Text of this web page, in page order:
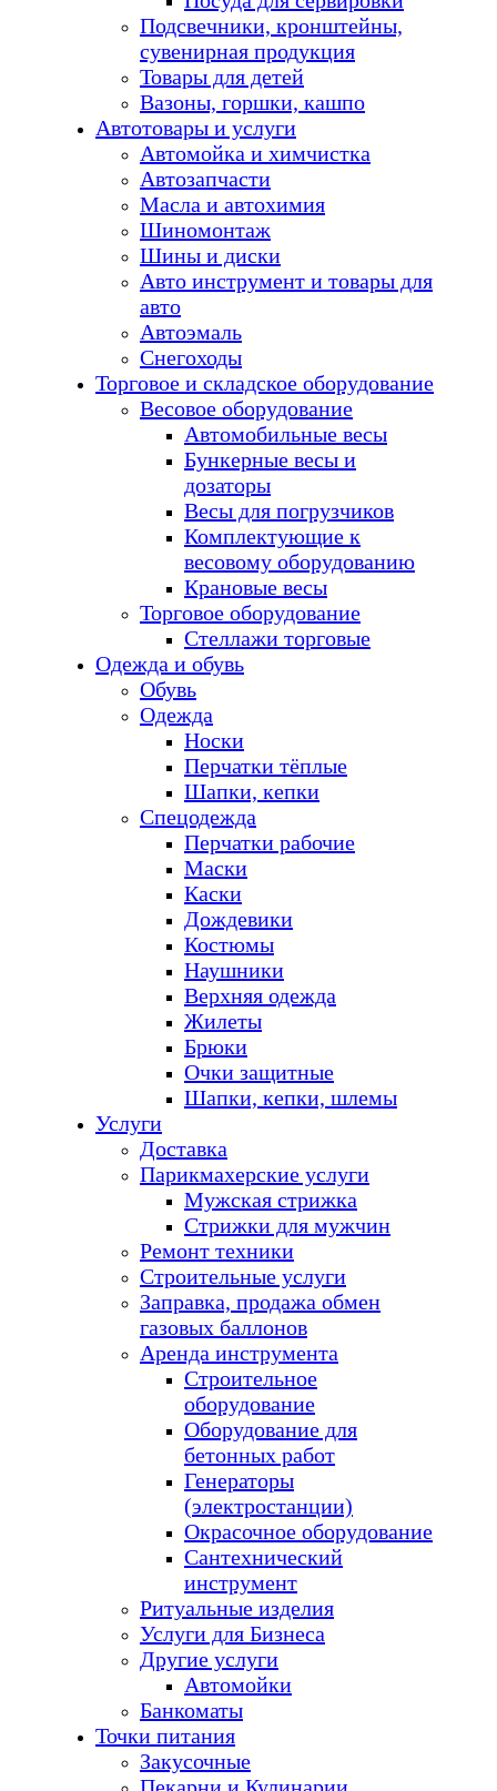
Подсвечники, кронштейны,
сувенирная продукция
Товары для детей
Вазоны, горшки, кашпо
Автотовары и услуги
Автомойка и химчистка
Автозапчасти
Масла и автохимия
Шиномонтаж
Шины и диски
Авто инструмент и товары для
авто
Автоэмаль
Снегоходы
Торговое и складское оборудование
Весовое оборудование
Автомобильные весы
Бункерные весы и
дозаторы
Весы для погрузчиков
Комплектующие к
весовому оборудованию
Крановые весы
Торговое оборудование
Стеллажи торговые
Одежда и обувь
Обувь
Одежда
Носки
Перчатки тёплые
Шапки, кепки
Спецодежда
Перчатки рабочие
Маски
Каски
Дождевики
Костюмы
Наушники
Верхняя одежда
Жилеты
Брюки
Очки защитные
Шапки, кепки, шлемы
Услуги
Доставка
Парикмахерские услуги
Мужская стрижка
Стрижки для мужчин
Ремонт техники
Строительные услуги
Заправка, продажа обмен
газовых баллонов
Аренда инструмента
Строительное
оборудование
Оборудование для
бетонных работ
Генераторы
(электростанции)
Окрасочное оборудование
Сантехнический
инструмент
Ритуальные изделия
Услуги для Бизнеса
Другие услуги
Автомойки
Банкоматы
Точки питания
Закусочные